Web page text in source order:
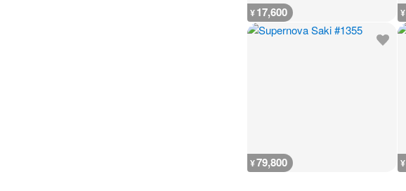
¥17,600 ¥
¥79,800 ¥